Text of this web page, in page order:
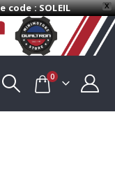
X
code : SOLEIL
0